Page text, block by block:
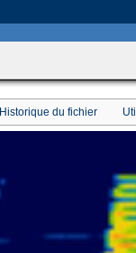
Historique du fichier